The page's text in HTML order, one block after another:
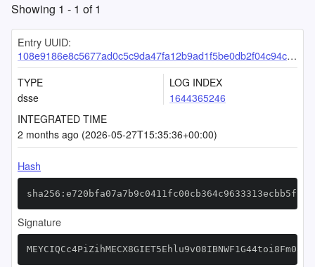
Showing 1 - 1 of1
Entry UUID:
108e9186e8c5677ad0c5c9da47fa12b9ad1f5be0db2f04c94cce7471dbad8a49000b088308c2f407
TYPE
dsse
LOG INDEX
1644365246
INTEGRATED TIME
2 months ago (2026-05-27T15:35:36+00:00)
Hash
Signature